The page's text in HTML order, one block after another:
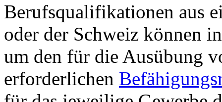
Berufsqualifikationen aus
oder der Schweiz können
um den für die Ausübung
erforderlichen